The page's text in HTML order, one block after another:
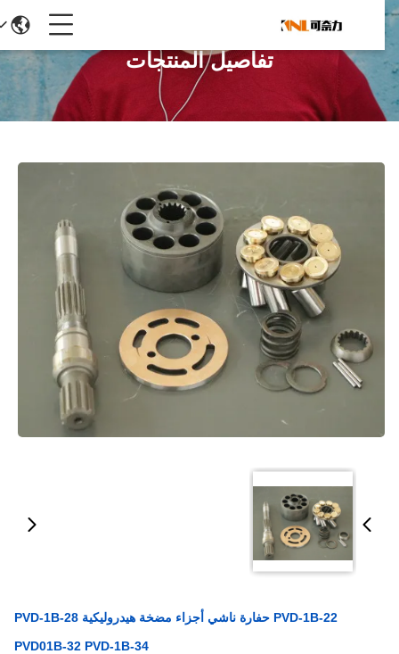
تفاصيل المنتجات
PVD-1B-22 حفارة ناشي أجزاء مضخة هيدروليكية PVD-1B-28
PVD01B-32 PVD-1B-34